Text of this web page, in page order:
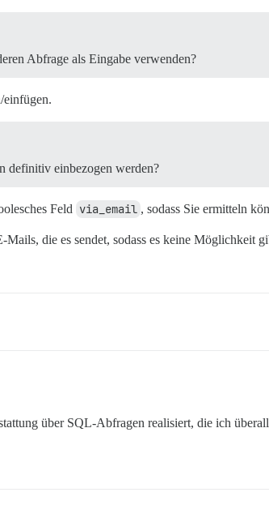
Abfrage als Eingabe verwenden?
einfügen.
definitiv einbezogen werden?
Feld via_email , sodass Sie ermitteln
die es sendet, sodass es keine Möglichkeit
über SQL-Abfragen realisiert, die ich